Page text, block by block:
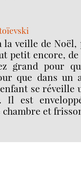
la veille de
petit encore,
grand pour
que dans un
se réveille
Il est
et